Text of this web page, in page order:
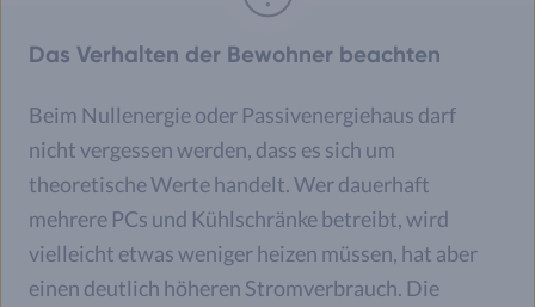
Das Verhalten der Bewohner beachten
Beim Nullenergie oder Passivenergiehaus darf
nicht vergessen werden, dass es sich um
theoretische Werte handelt. Wer dauerhaft
mehrere PCs und Kühlschränke betreibt, wird
vielleicht etwas weniger heizen müssen, hat aber
einen deutlich höheren Stromverbrauch. Die